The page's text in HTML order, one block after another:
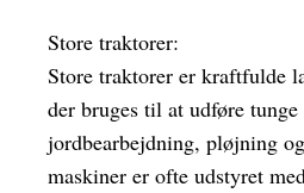
Store traktorer:
Store traktorer er kraftfulde
der bruges til at udføre tunge
jordbearbejdning, pløjning
maskiner er ofte udstyret